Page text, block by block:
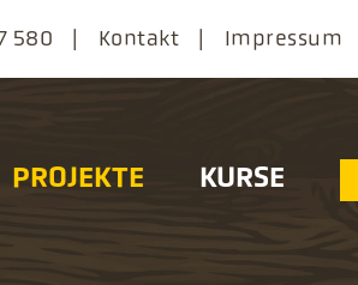
580 Kontakt Impressum
PROJEKTE KURSE